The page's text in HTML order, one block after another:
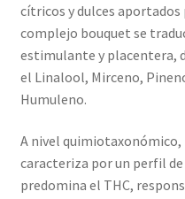
cítricos y dulces aportados
complejo bouquet se
estimulante y placentera,
el Linalool, Mirceno,
Humuleno.
A nivel quimiotaxonómico,
caracteriza por un perfil
predomina el THC,